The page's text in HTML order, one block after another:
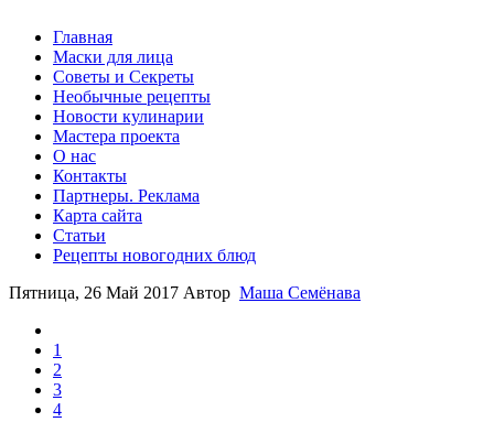
Главная
Маски для лица
Советы и Секреты
Необычные рецепты
Новости кулинарии
Мастера проекта
О нас
Контакты
Партнеры. Реклама
Карта сайта
Статьи
Рецепты новогодних блюд
Пятница, 26 Май 2017 Автор Маша Семёнава
1
2
3
4